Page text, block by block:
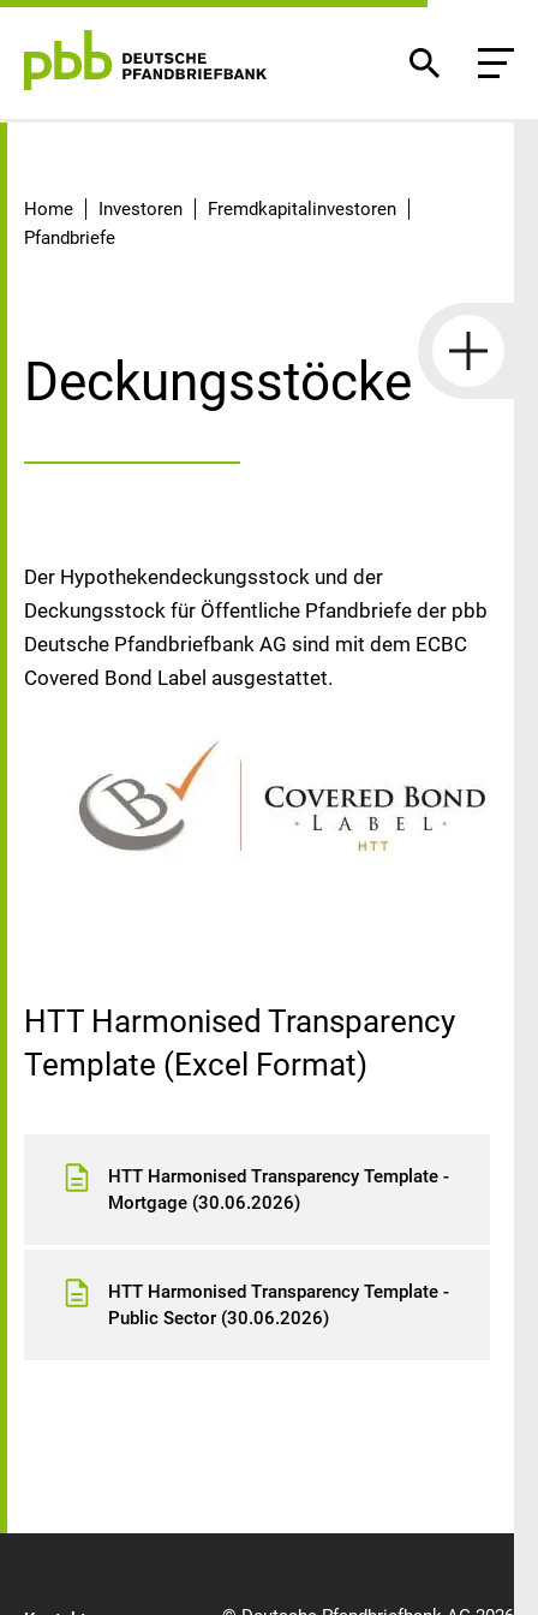
Home Investoren
Fremdkapitalinvestoren
Pfandbriefe
Deckungsstöcke
Der Hypothekendeckungsstock und der
Deckungsstock für Öffentliche Pfandbriefe der pbb
Deutsche Pfandbriefbank AG sind mit dem ECBC
Covered Bond Label ausgestattet.
HTT Harmonised Transparency
Template (Excel Format)
HTT Harmonised Transparency Template -
Mortgage (30.06.2026)
HTT Harmonised Transparency Template -
Public Sector (30.06.2026)